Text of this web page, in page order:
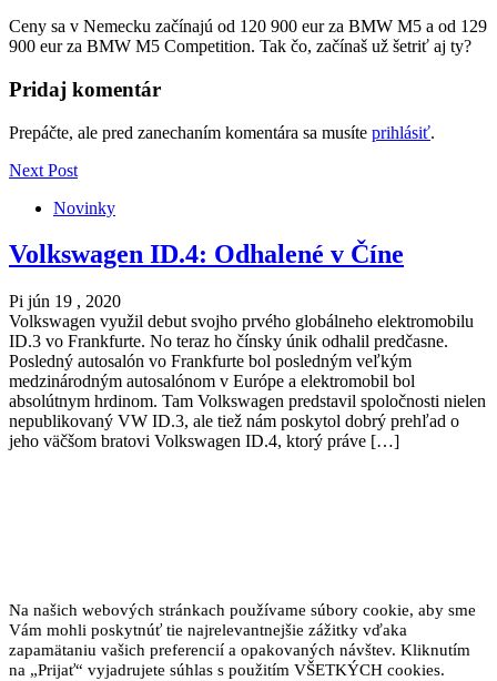
Ceny sa v Nemecku začínajú od 120 900 eur za BMW M5 a od 129
900 eur za BMW M5 Competition. Tak čo, začínaš už šetriť aj ty?
Pridaj komentár
Prepáčte, ale pred zanechaním komentára sa musíte prihlásiť.
Next Post
Novinky
Volkswagen ID.4: Odhalené v Číne
Pi jún 19 , 2020
Volkswagen využil debut svojho prvého globálneho elektromobilu
ID.3 vo Frankfurte. No teraz ho čínsky únik odhalil predčasne.
Posledný autosalón vo Frankfurte bol posledným veľkým
medzinárodným autosalónom v Európe a elektromobil bol
absolútnym hrdinom. Tam Volkswagen predstavil spoločnosti nielen
nepublikovaný VW ID.3, ale tiež nám poskytol dobrý prehľad o
jeho väčšom bratovi Volkswagen ID.4, ktorý práve […]
Na našich webových stránkach používame súbory cookie, aby sme
Vám mohli poskytnúť tie najrelevantnejšie zážitky vďaka
zapamätaniu vašich preferencií a opakovaných návštev. Kliknutím
na „Prijať“ vyjadrujete súhlas s použitím VŠETKÝCH cookies.